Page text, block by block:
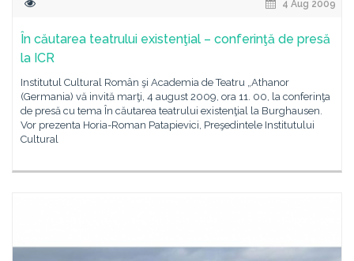
4 Aug 2009
În căutarea teatrului existenţial – conferinţă de presă
la ICR
Institutul Cultural Român şi Academia de Teatru „Athanor
(Germania) vă invită marţi, 4 august 2009, ora 11. 00, la conferinţa
de presă cu tema În căutarea teatrului existenţial la Burghausen.
Vor prezenta Horia-Roman Patapievici, Preşedintele Institutului
Cultural